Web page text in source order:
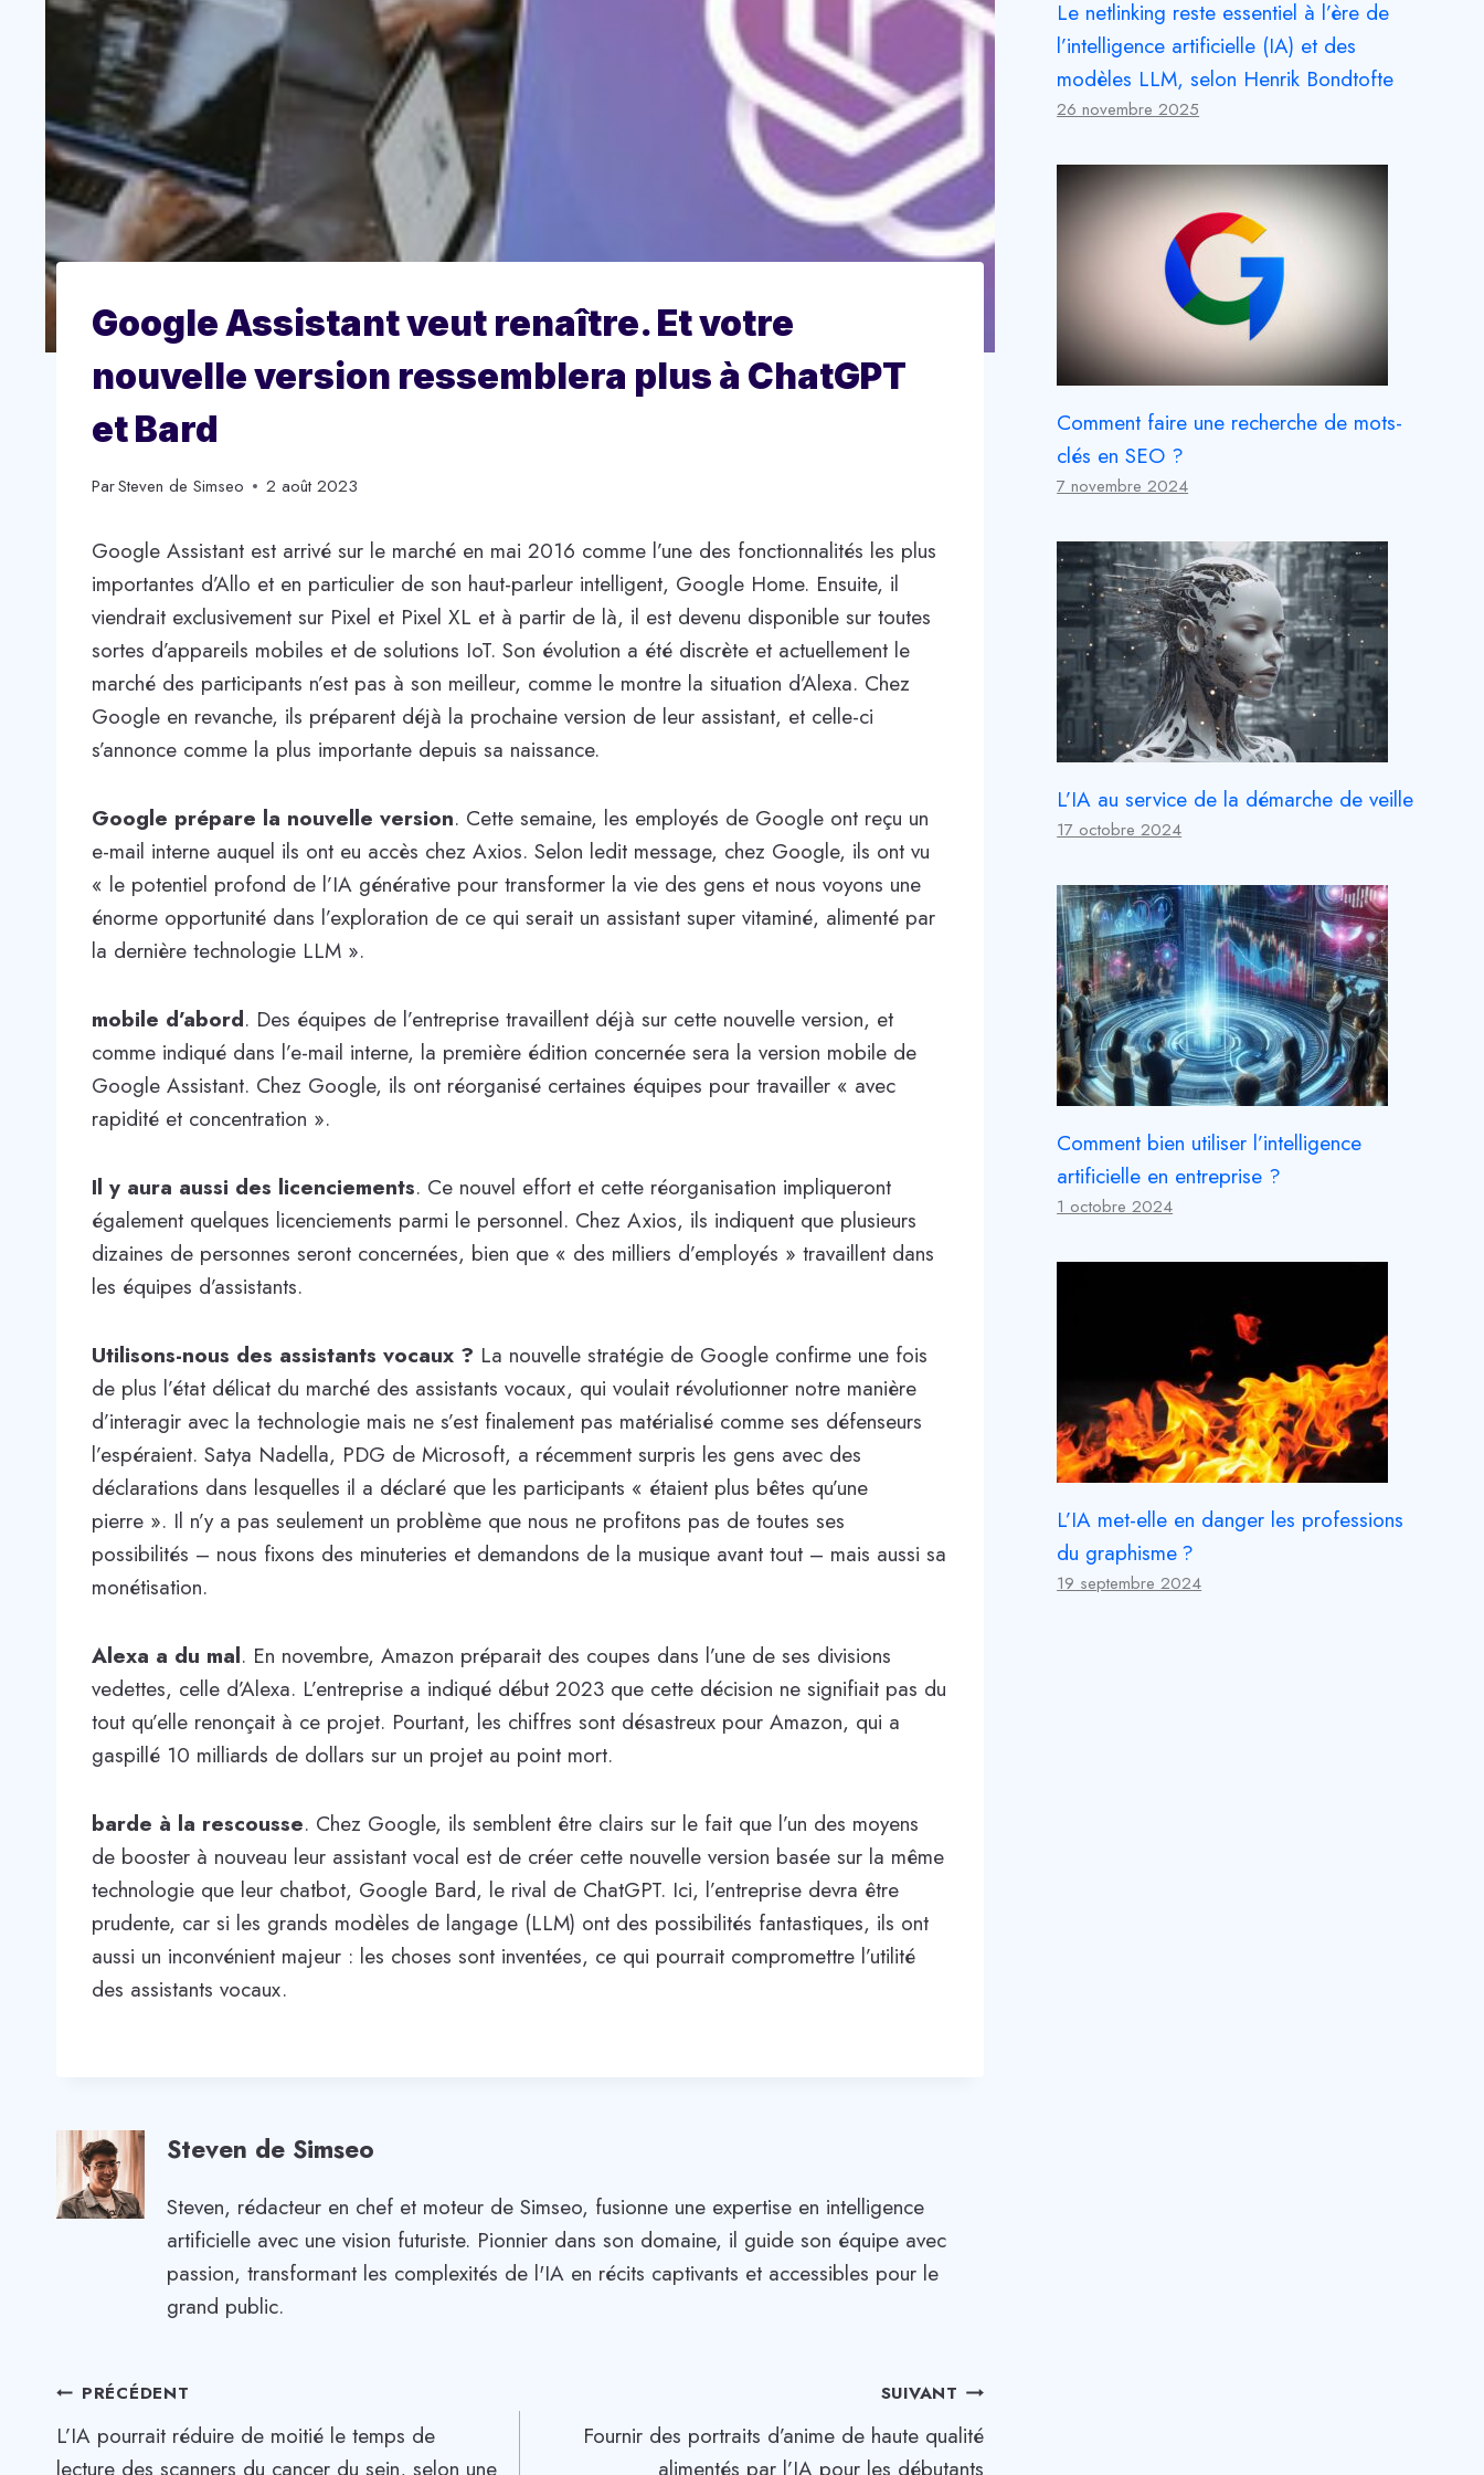
Google Assistant veut renaître. Et votre
nouvelle version ressemblera plus à ChatGPT
et Bard
ParSteven de Simseo 2 août 2023
Google Assistant est arrivé sur le marché en mai 2016 comme l’une des fonctionnalités les plus
importantes d’Allo et en particulier de son haut-parleur intelligent, Google Home. Ensuite, il
viendrait exclusivement sur Pixel et Pixel XL et à partir de là, il est devenu disponible sur toutes
sortes d’appareils mobiles et de solutions IoT. Son évolution a été discrète et actuellement le
marché des participants n’est pas à son meilleur, comme le montre la situation d’Alexa. Chez
Google en revanche, ils préparent déjà la prochaine version de leur assistant, et celle-ci
s’annonce comme la plus importante depuis sa naissance.
Google prépare la nouvelle version. Cette semaine, les employés de Google ont reçu un
e-mail interne auquel ils ont eu accès chez Axios. Selon ledit message, chez Google, ils ont vu
« le potentiel profond de l’IA générative pour transformer la vie des gens et nous voyons une
énorme opportunité dans l’exploration de ce qui serait un assistant super vitaminé, alimenté par
la dernière technologie LLM ».
mobile d’abord. Des équipes de l’entreprise travaillent déjà sur cette nouvelle version, et
comme indiqué dans l’e-mail interne, la première édition concernée sera la version mobile de
Google Assistant. Chez Google, ils ont réorganisé certaines équipes pour travailler « avec
rapidité et concentration ».
Il y aura aussi des licenciements. Ce nouvel effort et cette réorganisation impliqueront
également quelques licenciements parmi le personnel. Chez Axios, ils indiquent que plusieurs
dizaines de personnes seront concernées, bien que « des milliers d’employés » travaillent dans
les équipes d’assistants.
Utilisons-nous des assistants vocaux ? La nouvelle stratégie de Google confirme une fois
de plus l’état délicat du marché des assistants vocaux, qui voulait révolutionner notre manière
d’interagir avec la technologie mais ne s’est finalement pas matérialisé comme ses défenseurs
l’espéraient. Satya Nadella, PDG de Microsoft, a récemment surpris les gens avec des
déclarations dans lesquelles il a déclaré que les participants « étaient plus bêtes qu’une
pierre ». Il n’y a pas seulement un problème que nous ne profitons pas de toutes ses
possibilités – nous fixons des minuteries et demandons de la musique avant tout – mais aussi sa
monétisation.
Alexa a du mal. En novembre, Amazon préparait des coupes dans l’une de ses divisions
vedettes, celle d’Alexa. L’entreprise a indiqué début 2023 que cette décision ne signifiait pas du
tout qu’elle renonçait à ce projet. Pourtant, les chiffres sont désastreux pour Amazon, qui a
gaspillé 10 milliards de dollars sur un projet au point mort.
barde à la rescousse. Chez Google, ils semblent être clairs sur le fait que l’un des moyens
de booster à nouveau leur assistant vocal est de créer cette nouvelle version basée sur la même
technologie que leur chatbot, Google Bard, le rival de ChatGPT. Ici, l’entreprise devra être
prudente, car si les grands modèles de langage (LLM) ont des possibilités fantastiques, ils ont
aussi un inconvénient majeur : les choses sont inventées, ce qui pourrait compromettre l’utilité
des assistants vocaux.
Steven de Simseo
Steven, rédacteur en chef et moteur de Simseo, fusionne une expertise en intelligence
artificielle avec une vision futuriste. Pionnier dans son domaine, il guide son équipe avec
passion, transformant les complexités de l'IA en récits captivants et accessibles pour le
grand public.
Navigation
de
PRÉCÉDENT
L’IA pourrait réduire de moitié le temps de
lecture des scanners du cancer du sein, selon une
SUIVANT
Fournir des portraits d’anime de haute qualité
alimentés par l’IA pour les débutants
Le netlinking reste essentiel à l’ère de
l’intelligence artificielle (IA) et des
modèles LLM, selon Henrik Bondtofte
26 novembre 2025
Comment faire une recherche de mots-
clés en SEO ?
7 novembre 2024
L’IA au service de la démarche de veille
17 octobre 2024
Comment bien utiliser l’intelligence
artificielle en entreprise ?
1 octobre 2024
L’IA met-elle en danger les professions
du graphisme ?
19 septembre 2024